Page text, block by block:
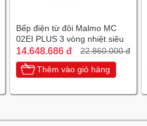
Bếp điện từ đôi Malmo MC
02EI PLUS 3 vòng nhiệt siêu
tiết kiệm điện
14.648.686 đ 22.860.000 đ
Thêm vào giỏ hàng